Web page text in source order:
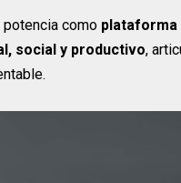
potencia como plataforma
social y productivo,